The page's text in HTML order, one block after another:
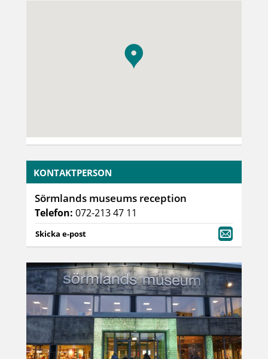
KONTAKTPERSON
Sörmlands museums reception
Telefon: 072-213 47 11
Skicka e-post